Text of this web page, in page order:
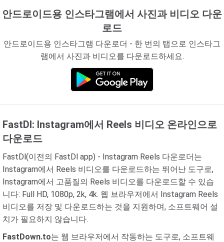
안드로이드용 인스타그램에서 사진과 비디오 다운
로드
안드로이드용 인스타그램 다운로더 - 한 번의 탭으로 인스타그
램에서 사진과 비디오를 다운로드하세요.
FastDl: Instagram에서 Reels 비디오 온라인으로
다운로드
FastDl(이전의 FastDl app) - Instagram Reels 다운로더는
Instagram에서 Reels 비디오를 다운로드하는 뛰어난 도구로,
Instagram에서 고품질의 Reels 비디오를 다운로드할 수 있습
니다: Full HD, 1080p, 2k, 4k. 웹 브라우저에서 Instagram Reels
비디오를 저장 및 다운로드하는 것을 지원하며, 소프트웨어 설
치가 필요하지 않습니다.
FastDown.to는 웹 브라우저에서 작동하는 도구로, 소프트웨